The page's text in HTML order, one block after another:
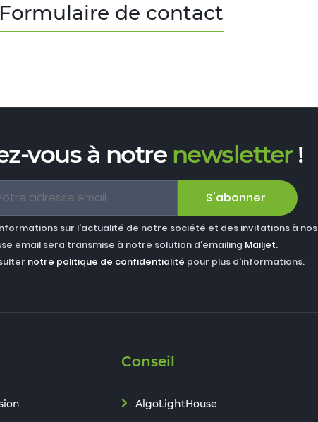
Formulaire de contact
vous à notre newsletter!
S'abonner
sur l'actualité de notre société et des invitations à nos
email sera transmise à notre solution d'emailing Mailjet.
notre politique de confidentialité pour plus d'informations.
Conseil
AlgoLightHouse